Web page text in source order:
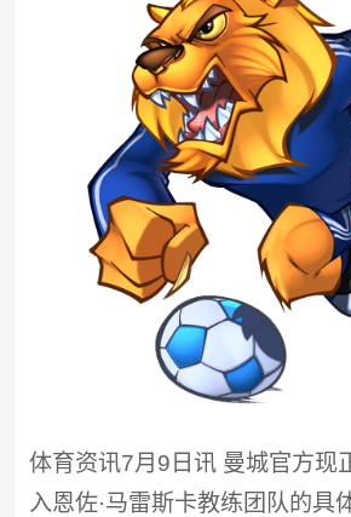
体育资讯7月9日讯 曼城官方现
入恩佐·马雷斯卡教练团队的具